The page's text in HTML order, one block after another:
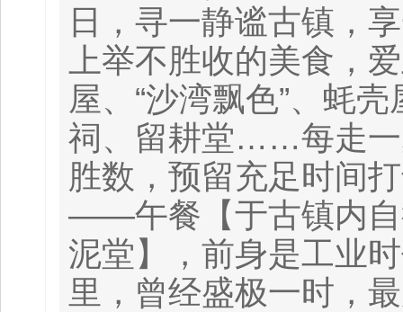
日，寻一静谧古镇，
上举不胜收的美食，
屋、“沙湾飘色”、蚝
祠、留耕堂……每走一
胜数，预留充足时间
——午餐【于古镇内
泥堂】，前身是工业
里，曾经盛极一时，